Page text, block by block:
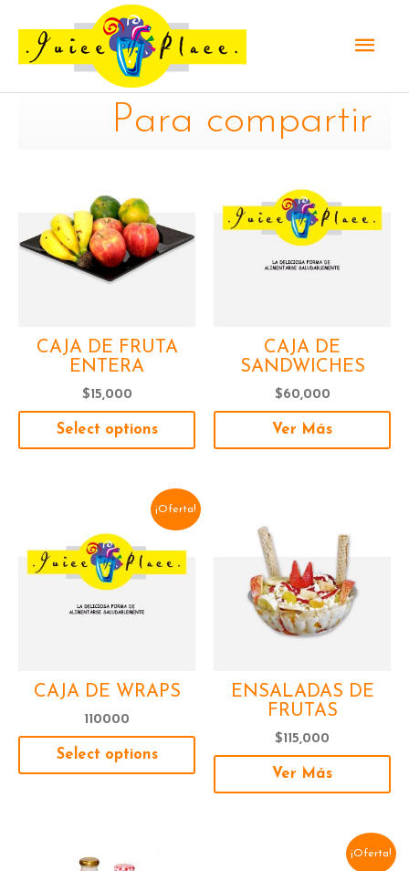
contenido
Para compartir
CAJA DE FRUTA
ENTERA
$15,000
Select options
CAJA DE
SANDWICHES
$60,000
Ver Más
¡Oferta!
CAJA DE WRAPS
110000
Select options
ENSALADAS DE
FRUTAS
$115,000
Ver Más
¡Oferta!
El
precio